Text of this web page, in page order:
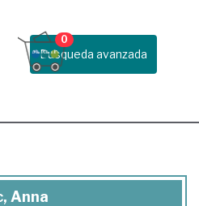
Busqueda avanzada
0
Anna